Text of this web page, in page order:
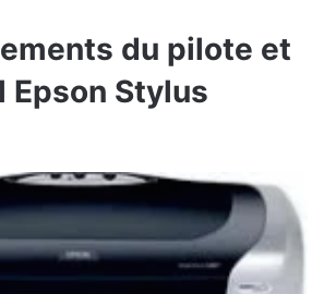
du pilote et
Epson Stylus